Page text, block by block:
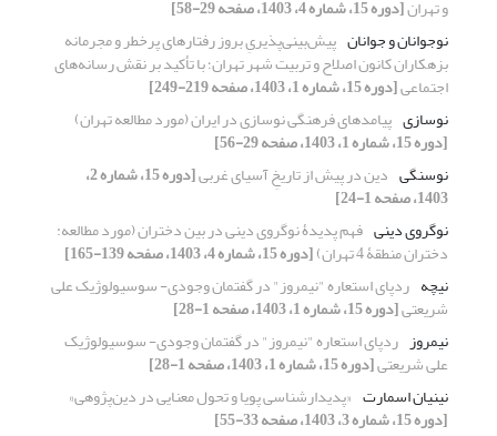
و تهران[دوره 15، شماره 4، 1403، صفحه 29-58]
نوجوانان و جوانان پیش‌بینی‌پذیریِ‌ بروز رفتارهای پرخطر و مجرمانه
بزهکاران کانون اصلاح و تربیت شهر تهران؛ با تأکید بر نقش رسانه‌های
اجتماعی[دوره 15، شماره 1، 1403، صفحه 219-249]
نوسازی پیامدهای فرهنگی نوسازی در ایران (مورد مطالعه تهران)
[دوره 15، شماره 1، 1403، صفحه 29-56]
نوسنگی دین در پیش از تاریخِ آسیای غربی [دوره 15، شماره 2،
1403، صفحه 1-24]
نوگروی دینی فهم پدیدۀ نوگروی دینی در بین دختران (مورد مطالعه:
دختران منطقۀ 4 تهران)
[دوره 15، شماره 4، 1403، صفحه 139-165]
نیچه ردپای استعاره "نیمروز" در گفتمان وجودی- سوسیولوژیک علی
شریعتی[دوره 15، شماره 1، 1403، صفحه 1-28]
نیمروز ردپای استعاره "نیمروز" در گفتمان وجودی- سوسیولوژیک
علی شریعتی[دوره 15، شماره 1، 1403، صفحه 1-28]
نینیان اسمارت «پدیدارشناسی پویا و تحول معنایی در دین‌پژوهی»
[دوره 15، شماره 3، 1403، صفحه 33-55]